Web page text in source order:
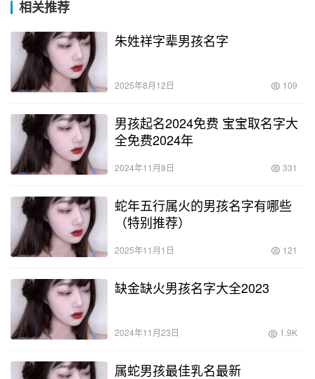
相关推荐
朱姓祥字辈男孩名字
2025年8月12日 109
男孩起名2024免费 宝宝取名字大
全免费2024年
2024年11月8日 331
蛇年五行属火的男孩名字有哪些
（特别推荐）
2025年11月1日 121
缺金缺火男孩名字大全2023
2024年11月23日 1.9K
属蛇男孩最佳乳名最新